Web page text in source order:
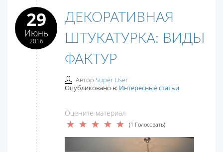
29
Июнь
2016
ДЕКОРАТИВНАЯ
ШТУКАТУРКА: ВИДЫ
ФАКТУР
Автор Super User
Опубликовано в: Интересные статьи
Оцените материал
(1 Голосовать)